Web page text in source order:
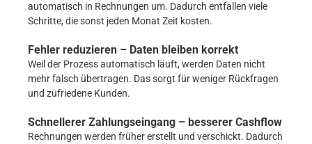
automatisch in Rechnungen um. Dadurch entfallen viele
Schritte, die sonst jeden Monat Zeit kosten.
Fehler reduzieren – Daten bleiben korrekt
Weil der Prozess automatisch läuft, werden Daten nicht
mehr falsch übertragen. Das sorgt für weniger Rückfragen
und zufriedene Kunden.
Schnellerer Zahlungseingang – besserer Cashflow
Rechnungen werden früher erstellt und verschickt. Dadurch